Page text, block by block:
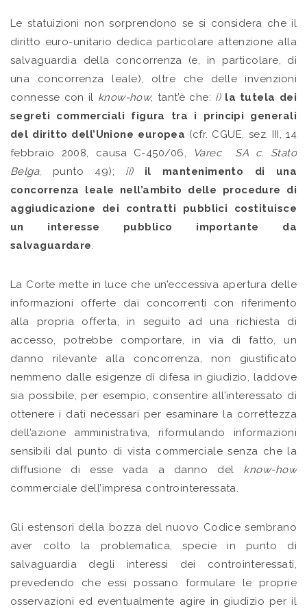
Le statuizioni non sorprendono se si considera che il
diritto euro-unitario dedica particolare attenzione alla
salvaguardia della concorrenza (e, in particolare, di
una concorrenza leale), oltre che delle invenzioni
connesse con il know-how, tant’è che: i) la tutela dei
segreti commerciali figura tra i
principi generali
del diritto dell’Unione europea (cfr. CGUE, sez. III, 14
febbraio 2008, causa C-450/06,
Varec SA c. Stato
Belga, punto 49); ii)
il mantenimento di una
concorrenza leale nell’ambito delle procedure di
aggiudicazione dei contratti pubblici costituisce
un interesse pubblico importante da
salvaguardare.
La Corte mette in luce che un’eccessiva apertura delle
informazioni offerte dai concorrenti con riferimento
alla propria offerta, in seguito ad una richiesta di
accesso, potrebbe comportare, in via di fatto, un
danno rilevante alla concorrenza, non giustificato
nemmeno dalle esigenze di difesa in giudizio, laddove
sia possibile, per esempio, consentire all’interessato di
ottenere i dati necessari per esaminare la correttezza
dell’azione amministrativa, riformulando informazioni
sensibili dal punto di vista commerciale senza che la
diffusione di esse vada a danno del know-how
commerciale dell’impresa controinteressata.
Gli estensori della bozza del nuovo Codice sembrano
aver colto la problematica, specie in punto di
salvaguardia degli interessi dei controinteressati,
prevedendo che essi possano formulare le proprie
osservazioni ed eventualmente agire in giudizio per il